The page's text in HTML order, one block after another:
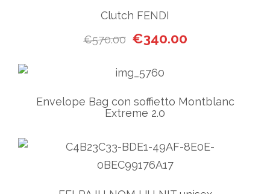
Clutch FENDI
€570.00 Il prezzo originale era:
€340.00Il prezzo
Envelope Bag con soffietto Montblanc
Extreme 2.0